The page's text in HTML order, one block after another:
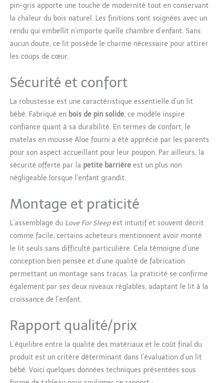
bébé combine sécurité et
élégance moderne. Fabriqué
à partir de matériaux de la
plus haute qualité, il garantit
stabilité et durabilité. La
soulignent le design
intemporel qui s'intègre
parfaitement dans toute
chambre d'enfant.
[NATURE ET SÉCURITÉ] - lit
évolutif fabriqué en pin de
haute qualité allie robustesse
naturelle et design
écologique. La surface
revêtue de peintures non
toxiques est non seulement
répond également aux
normes de sécurité
européennes et britanniques
strictes EN 716-1:2017,
supérieure.
[SOMMEIL
PAISIBLE POUR L'ENFANT] -
Nos lits pour bébés et tout-
petits sont conçus pour offrir
une bonne circulation de l'air,
contribuant à un état de
repos confortable et relaxant.
[CONFORT DE SOMMEIL
PREMIUM] - Matelas en
mousse de luxe (6 cm
pin-gris apporte une touche de modernité tout en conservant
la chaleur du bois naturel. Les finitions sont soignées avec un
rendu qui embellit n’importe quelle chambre d’enfant. Sans
aucun doute, ce lit possède le charme nécessaire pour attirer
les coups de cœur.
Sécurité et confort
La robustesse est une caractéristique essentielle d’un lit
bébé. Fabriqué en bois de pin solide, ce modèle inspire
confiance quant à sa durabilité. En termes de confort, le
matelas en mousse Aloe fourni a été apprécié par les parents
pour son aspect accueillant pour leur poupon. Par ailleurs, la
sécurité offerte par la petite barrière est un plus non
négligeable lorsque l’enfant grandit.
Montage et praticité
L’assemblage du Love For Sleepest intuitif et souvent décrit
comme facile; certains acheteurs mentionnent avoir monté
le lit seuls sans difficulté particulière. Cela témoigne d’une
conception bien pensée et d’une qualité de fabrication
permettant un montage sans tracas. La praticité se confirme
également par ses deux niveaux réglables, adaptant le lit à la
croissance de l’enfant.
Rapport qualité/prix
L’équilibre entre la qualité des matériaux et le coût final du
produit est un critère déterminant dans l’évaluation d’un lit
bébé. Voici quelques données techniques présentées sous